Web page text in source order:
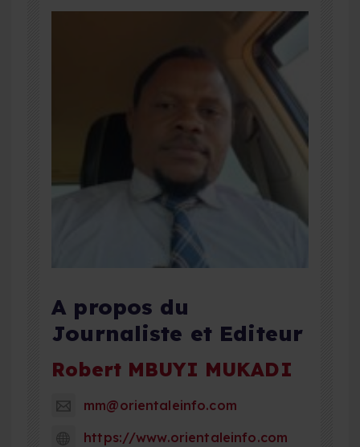
A propos du
Journaliste et Editeur
Robert MBUYI MUKADI
mm@orientaleinfo.com
https://www.orientaleinfo.com